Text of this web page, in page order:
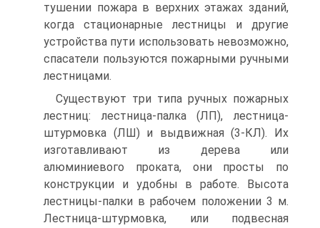
тушении пожара в верхних этажах зданий,
когда стационарные лестницы и другие
устройства пути использовать невозможно,
спасатели пользуются пожарными ручными
лестницами.
Существуют три типа ручных пожарных
лестниц: лестница-палка (ЛП), лестница-
штурмовка (ЛШ) и выдвижная (3-КЛ). Их
изготавливают из дерева или
алюминиевого проката, они просты по
конструкции и удобны в работе. Высота
лестницы-палки в рабочем положении 3 м.
Лестница-штурмовка, или подвесная